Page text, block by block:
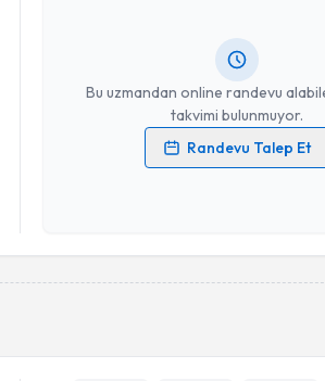
Bu uzmandan online randevu
takvimi bulunmuyor.
Randevu Talep Et
Kişisel verilerimin işlenmesine ilişkin
Takvim Talebini